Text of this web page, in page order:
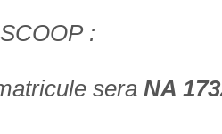
:
sera NA